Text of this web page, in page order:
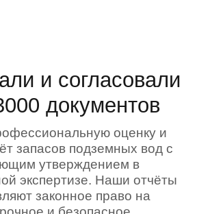
и согласовали
документов
оценку и
запасов подземных вод с
утверждением в
экспертизе. Наши отчёты
законное право на